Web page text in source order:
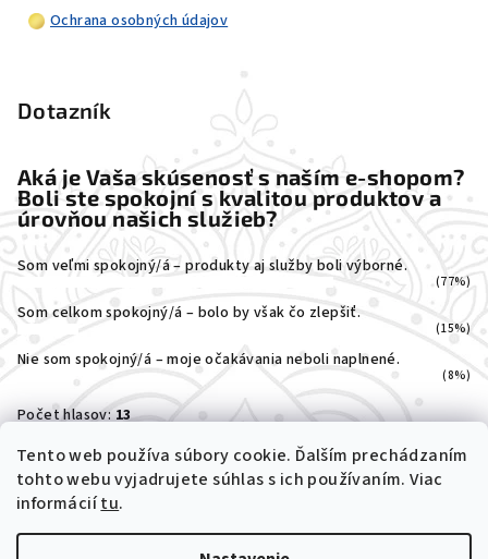
Tento web používa súbory cookie. Ďalším prechádzaním
tohto webu vyjadrujete súhlas s ich používaním. Viac
informáciítu.
Ochrana osobných údajov
Dotazník
Aká je Vaša skúsenosť s naším e-shopom?
Boli ste spokojní s kvalitou produktov a
úrovňou našich služieb?
Som veľmi spokojný/á – produkty aj služby boli výborné.
(77%)
Som celkom spokojný/á – bolo by však čo zlepšiť.
(15%)
Nie som spokojný/á – moje očakávania neboli naplnené.
(8%)
Počet hlasov:13